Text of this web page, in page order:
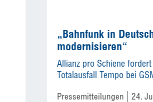
„Bahnfunk in
modernisieren“
Allianz pro Schiene
Totalausfall Tempo bei
Pressemitteilungen 24.